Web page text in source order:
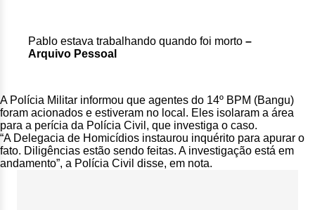
Pablo estava trabalhando quando foi morto –
Arquivo Pessoal
A Polícia Militar informou que agentes do 14º BPM (Bangu)
foram acionados e estiveram no local. Eles isolaram a área
para a perícia da Polícia Civil, que investiga o caso.
“A Delegacia de Homicídios instaurou inquérito para apurar o
fato. Diligências estão sendo feitas. A investigação está em
andamento”, a Polícia Civil disse, em nota.